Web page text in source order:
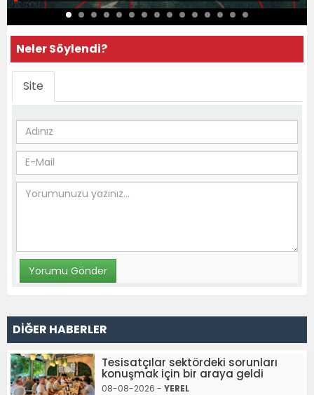
Neler Söylendi?
Site
DİĞER HABERLER
Tesisatçılar sektördeki sorunları
konuşmak için bir araya geldi
08-08-2026 - YEREL